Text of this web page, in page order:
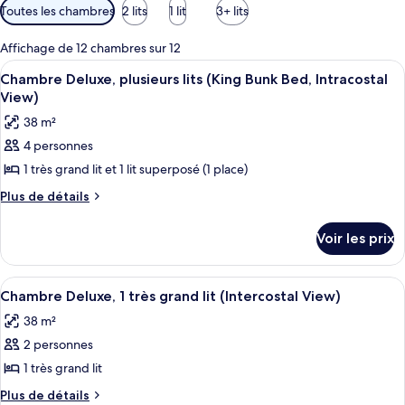
Filtres
disponibles
pour
les
chambres
Toutes les chambres 2 lits 1 lit 3+ lits
Affichage de 12 chambres sur 12
Afficher
toutes
les
photos
pour
ce
type
Chambre
Deluxe,
plusieurs
lits
(King
Bunk
Bed,
Une chambre d’hôtel avec deux lits,
8
Chambre Deluxe, plusieurs lits (King Bunk Bed, Intracostal
View)
38 m²
4 personnes
1 très grand lit et 1 lit superposé (1 place)
Plus de détails
Plus
le
type
de
Chambre
Deluxe,
lits
(King
Voir les prix
Afficher
toutes
les
photos
pour
ce
Un port de plaisance où sont
3
Chambre Deluxe, 1 très grand lit (Intercostal View)
38 m²
2 personnes
1 très grand lit
Plus de détails
Plus